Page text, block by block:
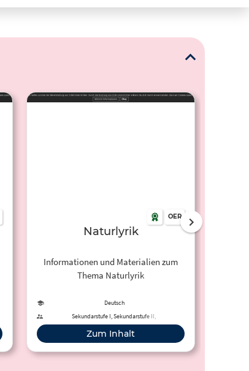
OER
Naturlyrik
Informationen und Materialien zum
Thema Naturlyrik
Deutsch
Sekundarstufe I, Sekundarstufe II,
Erwachsenenbildung
Zum Inhalt